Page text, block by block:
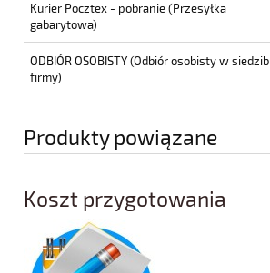
Kurier Pocztex - pobranie(Przesyłka
gabarytowa)
ODBIÓR OSOBISTY(Odbiór osobisty w
firmy)
Produkty powiązane
Koszt przygotowania